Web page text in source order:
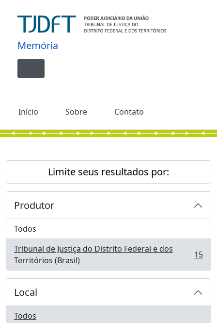
Memória
Toggle navigation
Início Sobre Contato
Limite seus resultados por:
Produtor
Todos
Tribunal de Justiça do Distrito Federal e dos
Territórios (Brasil)
, 15 resultados 15
Local
Todos